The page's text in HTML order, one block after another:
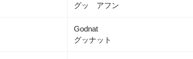
グッ アフン
Godnat
グッナット